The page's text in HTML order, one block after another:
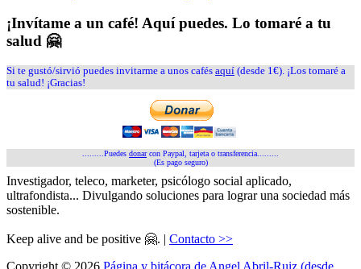
¡Invítame a un café! Aquí puedes. Lo tomaré a tu
salud 🤗
Si te gustó/sirvió puedes invitarme a unos cafés aquí (desde 1€). ¡Los tomaré a
tu salud! ¡Gracias!
.........Puedes donarcon Paypal, tarjeta o transferencia.........
(Es pago seguro)
Investigador, teleco, marketer, psicólogo social aplicado,
ultrafondista... Divulgando soluciones para lograr una sociedad más
sostenible.
Keep alive and be positive 🤗. | Contacto >>